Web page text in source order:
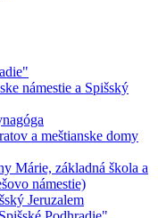
námestie a Spišský
a meštianske domy
Márie, základná škola a
námestie)
Jeruzalem